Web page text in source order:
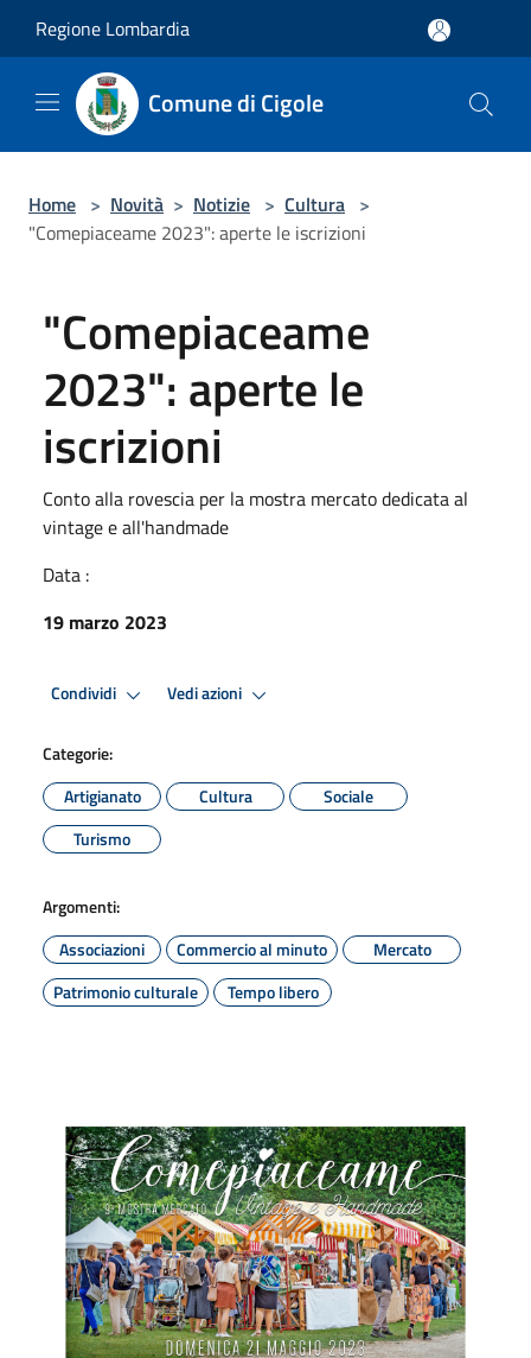
Regione Lombardia
Comune di Cigole
Home > Novità > Notizie > Cultura >
"Comepiaceame 2023": aperte le iscrizioni
"Comepiaceame
2023": aperte le
iscrizioni
Conto alla rovescia per la mostra mercato dedicata al
vintage e all'handmade
Data :
19 marzo 2023
Condividi Vedi azioni
Categorie:
Artigianato
Cultura
Sociale
Turismo
Argomenti:
Associazioni
Commercio al minuto
Mercato
Patrimonio culturale
Tempo libero